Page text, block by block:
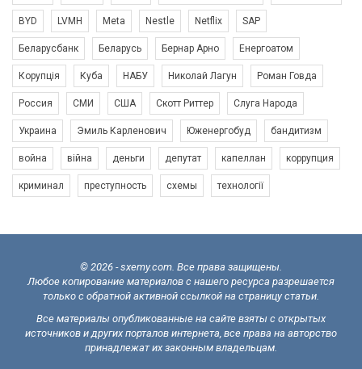
BYD LVMH Meta Nestle Netflix SAP
Беларусбанк Беларусь Бернар Арно Енергоатом
Корупція Куба НАБУ Николай Лагун Роман Говда
Россия СМИ США Скотт Риттер Слуга Народа
Украина Эмиль Карленович Юженергобуд бандитизм
война війна деньги депутат капеллан коррупция
криминал преступность схемы технології
© 2026 - sxemy.com. Все права защищены.
Любое копирование материалов с нашего ресурса разрешается
только с обратной активной ссылкой на страницу статьи.
Все материалы опубликованные на сайте взяты с открытых
источников и других порталов интернета, все права на авторство
принадлежат их законным владельцам.